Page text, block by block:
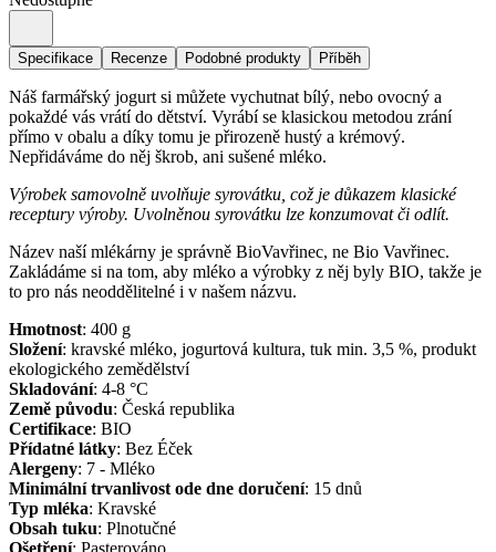
Specifikace Recenze Podobné produkty Příběh
Náš farmářský jogurt si můžete vychutnat bílý, nebo ovocný a
pokaždé vás vrátí do dětství. Vyrábí se klasickou metodou zrání
přímo v obalu a díky tomu je přirozeně hustý a krémový.
Nepřidáváme do něj škrob, ani sušené mléko.
Výrobek samovolně uvolňuje syrovátku, což je důkazem klasické
receptury výroby. Uvolněnou syrovátku lze konzumovat či odlít.
Název naší mlékárny je správně BioVavřinec, ne Bio Vavřinec.
Zakládáme si na tom, aby mléko a výrobky z něj byly BIO, takže je
to pro nás neoddělitelné i v našem názvu.
Hmotnost: 400 g
Složení: kravské mléko, jogurtová kultura, tuk min. 3,5 %, produkt
ekologického zemědělství
Skladování: 4-8 °C
Země původu: Česká republika
Certifikace: BIO
Přídatné látky: Bez Éček
Alergeny: 7 - Mléko
Minimální trvanlivost ode dne doručení: 15 dnů
Typ mléka: Kravské
Obsah tuku: Plnotučné
Ošetření: Pasterováno